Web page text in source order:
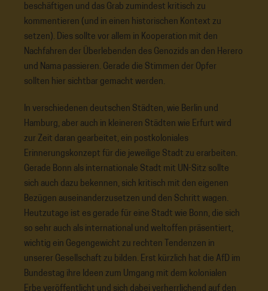
beschäftigen und das Grab zumindest kritisch zu
kommentieren (und in einen historischen Kontext zu
setzen). Dies sollte vor allem in Kooperation mit den
Nachfahren der Überlebenden des Genozids an den Herero
und Nama passieren. Gerade die Stimmen der Opfer
sollten hier sichtbar gemacht werden.
In verschiedenen deutschen Städten, wie Berlin und
Hamburg, aber auch in kleineren Städten wie Erfurt wird
zur Zeit daran gearbeitet, ein postkoloniales
Erinnerungskonzept für die jeweilige Stadt zu erarbeiten.
Gerade Bonn als internationale Stadt mit UN-Sitz sollte
sich auch dazu bekennen, sich kritisch mit den eigenen
Bezügen auseinanderzusetzen und den Schritt wagen.
Heutzutage ist es gerade für eine Stadt wie Bonn, die sich
so sehr auch als international und weltoffen präsentiert,
wichtig ein Gegengewicht zu rechten Tendenzen in
unserer Gesellschaft zu bilden. Erst kürzlich hat die AfD im
Bundestag ihre Ideen zum Umgang mit dem kolonialen
Erbe veröffentlicht und sich dabei verherrlichend auf den